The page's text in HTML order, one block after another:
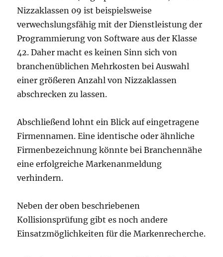
Nizzaklassen 09 ist beispielsweise
verwechslungsfähig mit der Dienstleistung der
Programmierung von Software aus der Klasse
42. Daher macht es keinen Sinn sich von
branchenüblichen Mehrkosten bei Auswahl
einer größeren Anzahl von Nizzaklassen
abschrecken zu lassen.
Abschließend lohnt ein Blick auf eingetragene
Firmennamen. Eine identische oder ähnliche
Firmenbezeichnung könnte bei Branchennähe
eine erfolgreiche Markenanmeldung
verhindern.
Neben der oben beschriebenen
Kollisionsprüfung gibt es noch andere
Einsatzmöglichkeiten für die Markenrecherche.